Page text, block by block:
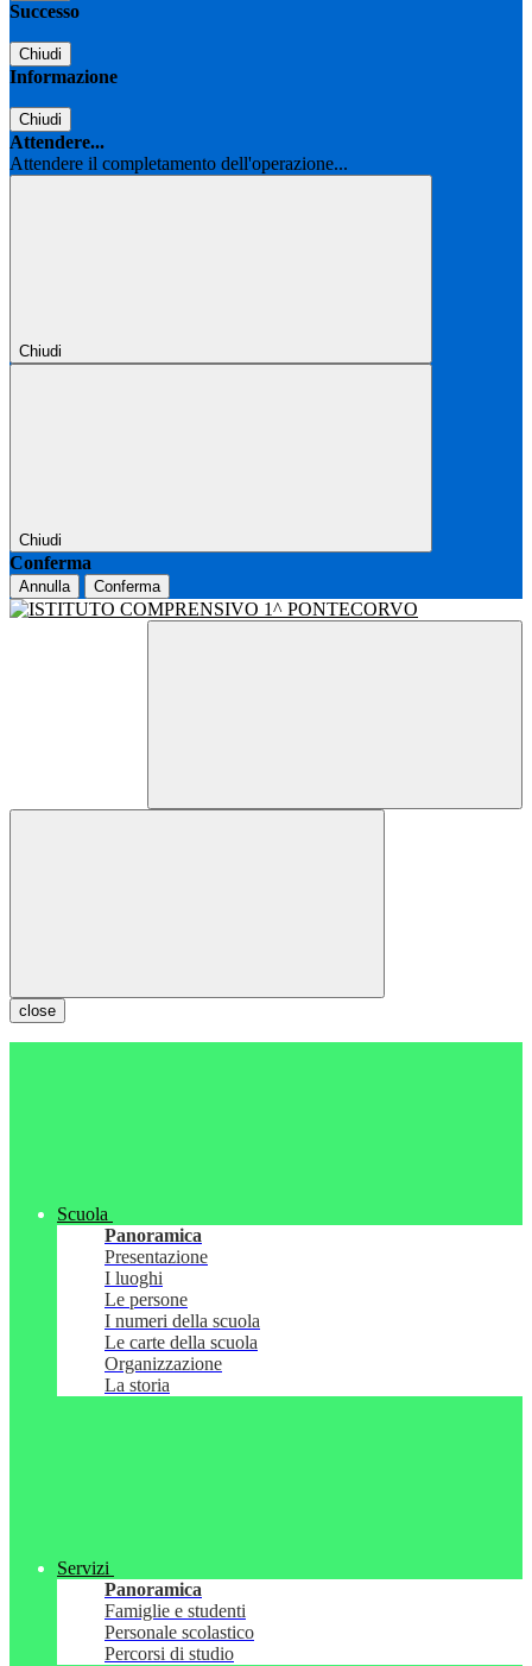
Successo
Chiudi
Informazione
Chiudi
Attendere...
Attendere il completamento dell'operazione...
Chiudi
Chiudi
Conferma
Annulla Conferma
close
Scuola
Panoramica
Presentazione
I luoghi
Le persone
I numeri della scuola
Le carte della scuola
Organizzazione
La storia
Servizi
Panoramica
Famiglie e studenti
Personale scolastico
Percorsi di studio